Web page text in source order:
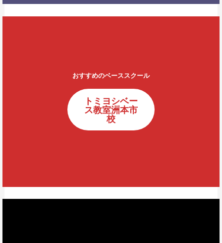
おすすめのベーススクール
トミヨシベー
ス教室洲本市
校